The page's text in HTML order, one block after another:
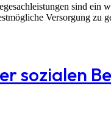
sind ein
Versorgung zu
sozialen